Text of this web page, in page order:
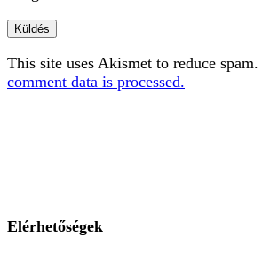
This site uses Akismet to reduce spam.
comment data is processed.
Elérhetőségek